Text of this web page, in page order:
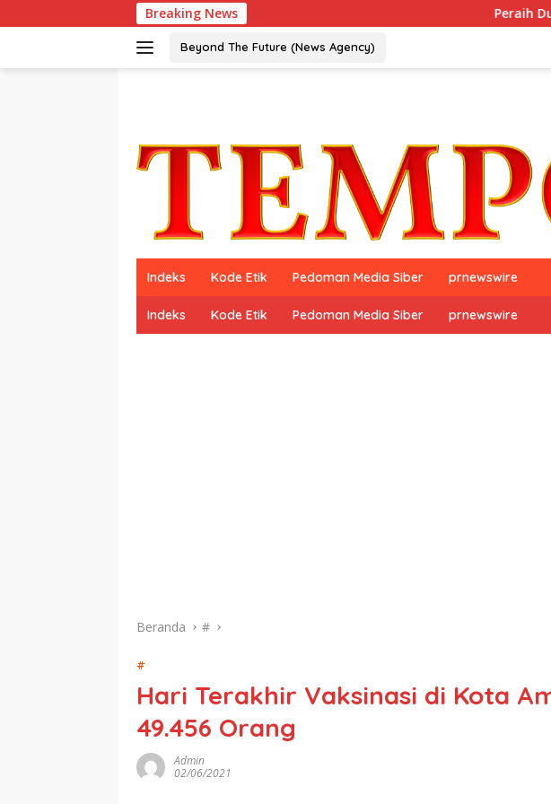
ke
Breaking News Peraih Dua Kali
Beyond The Future (News Agency)
Indeks Kode Etik Pedoman Media Siber prnewswire
Indeks Kode Etik Pedoman Media Siber prnewswire
Beranda #
#
Hari Terakhir Vaksinasi di Kota
49.456 Orang
Admin
02/06/2021